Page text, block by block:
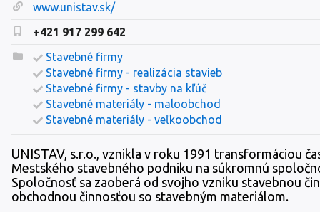
www.unistav.sk/
+421 917 299 642
Stavebné firmy
Stavebné firmy - realizácia stavieb
Stavebné firmy - stavby na kľúč
Stavebné materiály - maloobchod
Stavebné materiály - veľkoobchod
UNISTAV, s.r.o., vznikla v roku 1991 transformáciou
Mestského stavebného podniku na súkromnú
Spoločnosť sa zaoberá od svojho vzniku stavebnou
obchodnou činnosťou so stavebným materiálom.